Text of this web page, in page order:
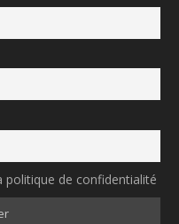
politique de confidentialité